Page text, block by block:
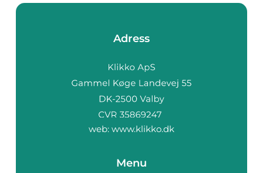
Adress
web: www.klikko.dk
Menu